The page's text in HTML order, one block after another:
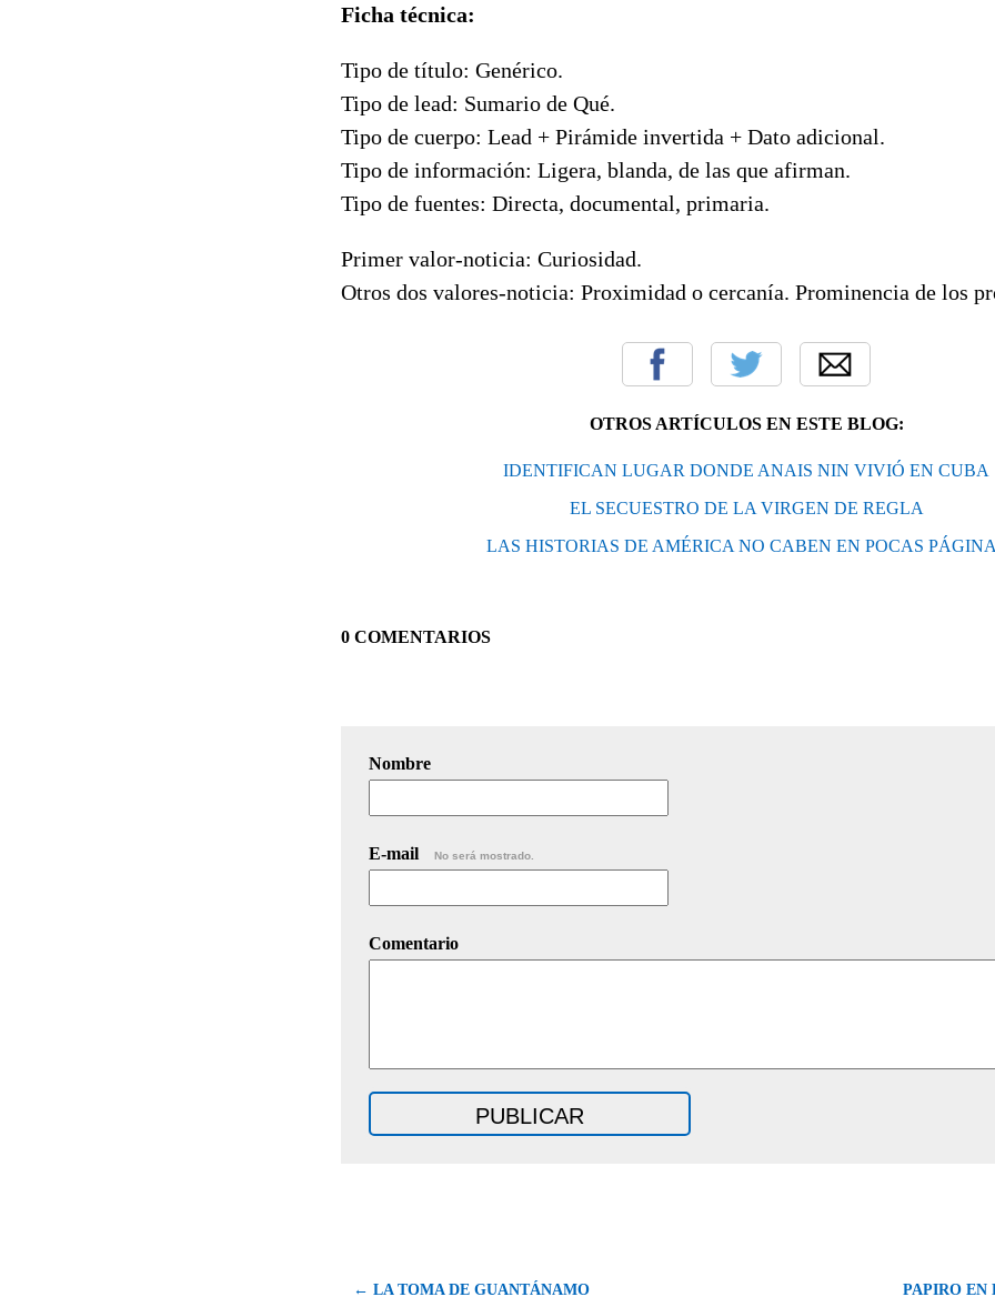
Ficha técnica:
Tipo de título: Genérico.
Tipo de lead: Sumario de Qué.
Tipo de cuerpo: Lead + Pirámide invertida + Dato adicional.
Tipo de información: Ligera, blanda, de las que afirman.
Tipo de fuentes: Directa, documental, primaria.
Primer valor-noticia: Curiosidad.
Otros dos valores-noticia: Proximidad o cercanía. Prominencia de los
OTROS ARTÍCULOS EN ESTE BLOG:
IDENTIFICAN LUGAR DONDE ANAIS NIN VIVIÓ EN CUBA
EL SECUESTRO DE LA VIRGEN DE REGLA
LAS HISTORIAS DE AMÉRICA NO CABEN EN POCAS
0 COMENTARIOS
Nombre
E-mail No será mostrado.
Comentario
← LA TOMA DE GUANTÁNAMO PAPIRO